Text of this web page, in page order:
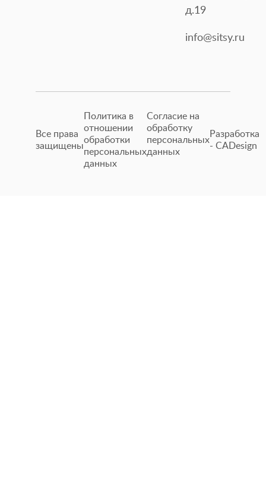
д.19
info@sitsy.ru
Все права
защищены
Политика в
отношении
обработки
персональных
данных
Согласие на
обработку
персональных
данных
Разработка
- CADesign